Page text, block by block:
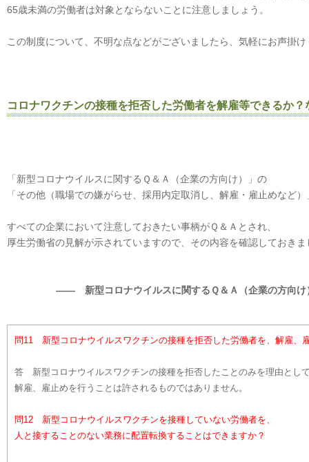
65歳未満の労働者は対象とならないことに注意しましょう。
この制度について、不明な点などがございましたら、気軽にお声掛
コロナワクチンの接種を拒否した労働者を解雇等できるか
「新型コロナウイルスに関するＱ＆Ａ（企業の方向け）」の
「その他（職場での嫌がらせ、採用内定取消し、解雇・雇止めなど
すべての企業において注意しておきたい事柄がＱ＆Ａとされ、
厚生労働省の見解が示されていますので、その内容を確認しておきま
―― 新型コロナウイルスに関するＱ＆Ａ（企業の方向
問11 新型コロナウイルスワクチンの接種を拒否した労働者を、解雇、
答 新型コロナウイルスワクチンの接種を拒否したことのみを理由とし
解雇、雇止めを行うことは許されるものではありません。
問12 新型コロナウイルスワクチンを接種していない労働者を、
人と接することのない業務に配置転換することはできますか？